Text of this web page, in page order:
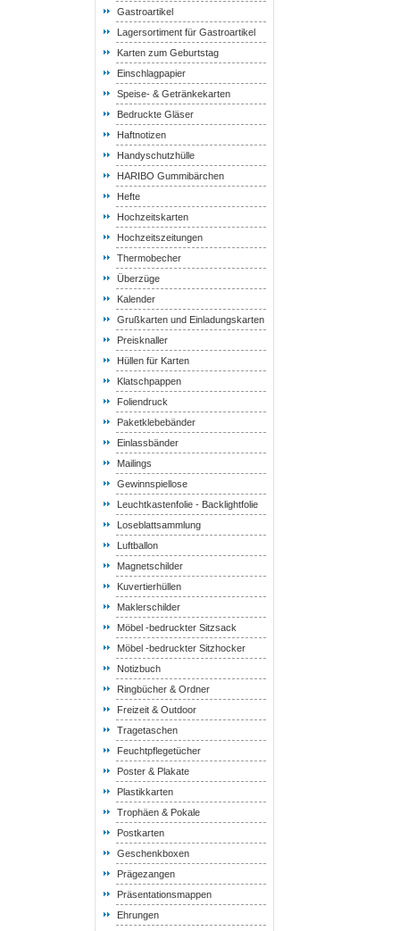
Gastroartikel
Lagersortiment für Gastroartikel
Karten zum Geburtstag
Einschlagpapier
Speise- & Getränkekarten
Bedruckte Gläser
Haftnotizen
Handyschutzhülle
HARIBO Gummibärchen
Hefte
Hochzeitskarten
Hochzeitszeitungen
Thermobecher
Überzüge
Kalender
Grußkarten und Einladungskarten
Preisknaller
Hüllen für Karten
Klatschpappen
Foliendruck
Paketklebebänder
Einlassbänder
Mailings
Gewinnspiellose
Leuchtkastenfolie - Backlightfolie
Loseblattsammlung
Luftballon
Magnetschilder
Kuvertierhüllen
Maklerschilder
Möbel -bedruckter Sitzsack
Möbel -bedruckter Sitzhocker
Notizbuch
Ringbücher & Ordner
Freizeit & Outdoor
Tragetaschen
Feuchtpflegetücher
Poster & Plakate
Plastikkarten
Trophäen & Pokale
Postkarten
Geschenkboxen
Prägezangen
Präsentationsmappen
Ehrungen